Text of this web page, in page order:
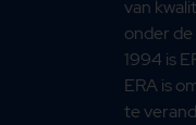
van
onder de
1994 is
ERA is
te